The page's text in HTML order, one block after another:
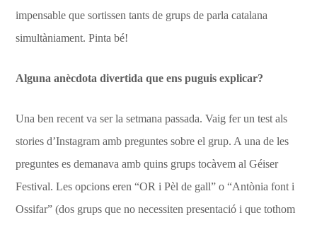
impensable que sortissen tants de grups de parla catalana
simultàniament. Pinta bé!
Alguna anècdota divertida que ens puguis explicar?
Una ben recent va ser la setmana passada. Vaig fer un test als
stories d’Instagram amb preguntes sobre el grup. A una de les
preguntes es demanava amb quins grups tocàvem al Géiser
Festival. Les opcions eren “OR i Pèl de gall” o “Antònia font i
Ossifar” (dos grups que no necessiten presentació i que tothom